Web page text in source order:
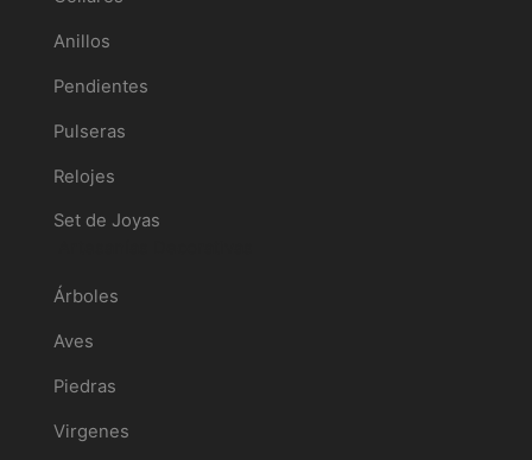
Anillos
Pendientes
Pulseras
Relojes
Set de Joyas
Árboles
Aves
Piedras
Virgenes